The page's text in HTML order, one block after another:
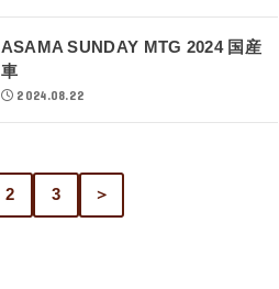
ASAMA SUNDAY MTG 2024 国産
車
2024.08.22
2 3 ＞